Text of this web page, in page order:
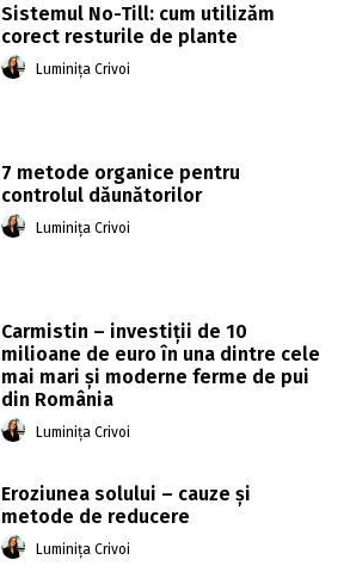
Sistemul No-Till: cum utilizăm
corect resturile de plante
Luminița Crivoi
7 metode organice pentru
controlul dăunătorilor
Luminița Crivoi
Carmistin – investiții de 10
milioane de euro în una dintre cele
mai mari și moderne ferme de pui
din România
Luminița Crivoi
Eroziunea solului – cauze și
metode de reducere
Luminița Crivoi